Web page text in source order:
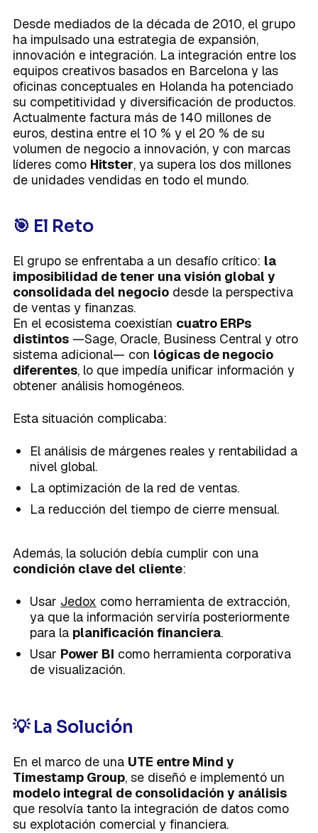
Desde mediados de la década de 2010, el grupo
ha impulsado una estrategia de expansión,
innovación e integración. La integración entre los
equipos creativos basados en Barcelona y las
oficinas conceptuales en Holanda ha potenciado
su competitividad y diversificación de productos.
Actualmente factura más de 140 millones de
euros, destina entre el 10 % y el 20 % de su
volumen de negocio a innovación, y con marcas
líderes como Hitster, ya supera los dos millones
de unidades vendidas en todo el mundo.
🎯 El Reto
El grupo se enfrentaba a un desafío crítico: la
imposibilidad de tener una visión global y
consolidada del negocio desde la perspectiva
de ventas y finanzas.
En el ecosistema coexistían cuatro ERPs
distintos —Sage, Oracle, Business Central y otro
sistema adicional— con lógicas de negocio
diferentes, lo que impedía unificar información y
obtener análisis homogéneos.
Esta situación complicaba:
El análisis de márgenes reales y rentabilidad a
nivel global.
La optimización de la red de ventas.
La reducción del tiempo de cierre mensual.
Además, la solución debía cumplir con una
condición clave del cliente:
Usar Jedox como herramienta de extracción,
ya que la información serviría posteriormente
para la planificación financiera.
Usar Power BI como herramienta corporativa
de visualización.
💡 La Solución
En el marco de una UTE entre Mind y
Timestamp Group, se diseñó e implementó un
modelo integral de consolidación y análisis
que resolvía tanto la integración de datos como
su explotación comercial y financiera.